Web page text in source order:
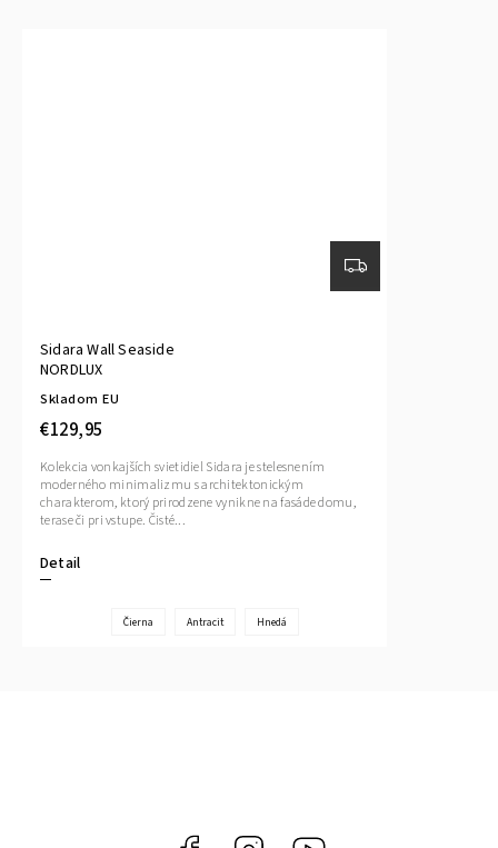
Sidara Wall Seaside
NORDLUX
Skladom EU
€129,95
Detail
Kolekcia vonkajších svietidiel Sidara je stelesnením
moderného minimalizmu s architektonickým
charakterom, ktorý prirodzene vynikne na fasáde domu,
terase či pri vstupe. Čisté...
Čierna Antracit Hnedá